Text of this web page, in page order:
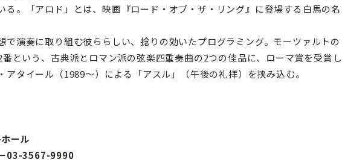
る。「アロド」とは、映画『ロード・オブ・ザ・リング』に登場する白馬の名
演奏に取り組む彼ららしい、捻りの効いたプログラミング。モーツァルトの
という、古典派とロマン派の弦楽四重奏曲の2つの佳品に、ローマ賞を受賞し
タイール（1989〜）による「アスル」（午後の礼拝）を挟み込む。
ール
ー03-3567-9990